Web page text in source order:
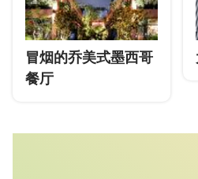
冒烟的乔美式墨西哥
餐厅